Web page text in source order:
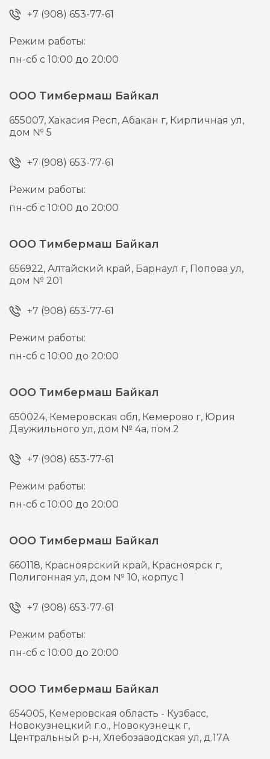
+7 (908) 653-77-61
Режим работы:
пн-сб с 10:00 до 20:00
ООО Тимбермаш Байкал
655007,Хакасия Респ, Абакан г, Кирпичная ул,
дом № 5
+7 (908) 653-77-61
Режим работы:
пн-сб с 10:00 до 20:00
ООО Тимбермаш Байкал
656922,Алтайский край, Барнаул г, Попова ул,
дом № 201
+7 (908) 653-77-61
Режим работы:
пн-сб с 10:00 до 20:00
ООО Тимбермаш Байкал
650024, Кемеровская обл, Кемерово г, Юрия
Двужильного ул, дом № 4а, пом.2
+7 (908) 653-77-61
Режим работы:
пн-сб с 10:00 до 20:00
ООО Тимбермаш Байкал
660118, Красноярский край, Красноярск г,
Полигонная ул, дом № 10, корпус 1
+7 (908) 653-77-61
Режим работы:
пн-сб с 10:00 до 20:00
ООО Тимбермаш Байкал
654005, Кемеровская область - Кузбасс,
Новокузнецкий г.о., Новокузнецк г,
Центральный р-н, Хлебозаводская ул, д.17А